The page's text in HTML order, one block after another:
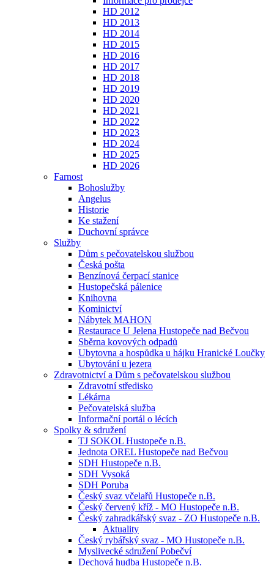
HD 2012
HD 2013
HD 2014
HD 2015
HD 2016
HD 2017
HD 2018
HD 2019
HD 2020
HD 2021
HD 2022
HD 2023
HD 2024
HD 2025
HD 2026
Farnost
Bohoslužby
Angelus
Historie
Ke stažení
Duchovní správce
Služby
Dům s pečovatelskou službou
Česká pošta
Benzínová čerpací stanice
Hustopečská pálenice
Knihovna
Kominictví
Nábytek MAHON
Restaurace U Jelena Hustopeče nad Bečvou
Sběrna kovových odpadů
Ubytovna a hospůdka u hájku Hranické Loučky
Ubytování u jezera
Zdravotnictví a Dům s pečovatelskou službou
Zdravotní středisko
Lékárna
Pečovatelská služba
Informační portál o lécích
Spolky & sdružení
TJ SOKOL Hustopeče n.B.
Jednota OREL Hustopeče nad Bečvou
SDH Hustopeče n.B.
SDH Vysoká
SDH Poruba
Český svaz včelařů Hustopeče n.B.
Český červený kříž - MO Hustopeče n.B.
Český zahradkářský svaz - ZO Hustopeče n.B.
Aktuality
Český rybářský svaz - MO Hustopeče n.B.
Myslivecké sdružení Pobečví
Dechová hudba Hustopeče n.B.